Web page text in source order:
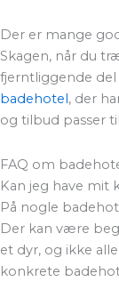
Der er mange
Skagen, når du
fjerntliggende del
badehotel, der
og tilbud passer
FAQ om
Kan jeg have mit
På nogle
Der kan være
et dyr, og ikke
konkrete